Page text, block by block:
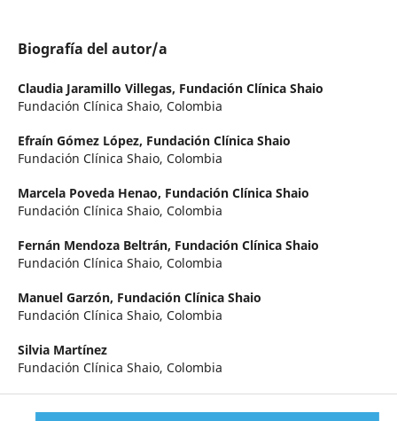
Biografía del autor/a
Claudia Jaramillo Villegas, Fundación Clínica Shaio
Fundación Clínica Shaio, Colombia
Efraín Gómez López, Fundación Clínica Shaio
Fundación Clínica Shaio, Colombia
Marcela Poveda Henao, Fundación Clínica Shaio
Fundación Clínica Shaio, Colombia
Fernán Mendoza Beltrán, Fundación Clínica Shaio
Fundación Clínica Shaio, Colombia
Manuel Garzón, Fundación Clínica Shaio
Fundación Clínica Shaio, Colombia
Silvia Martínez
Fundación Clínica Shaio, Colombia